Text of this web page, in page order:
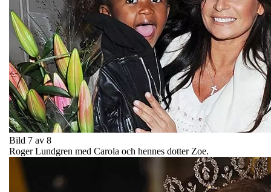
Bild 7 av 8
Roger Lundgren med Carola och hennes dotter Zoe.